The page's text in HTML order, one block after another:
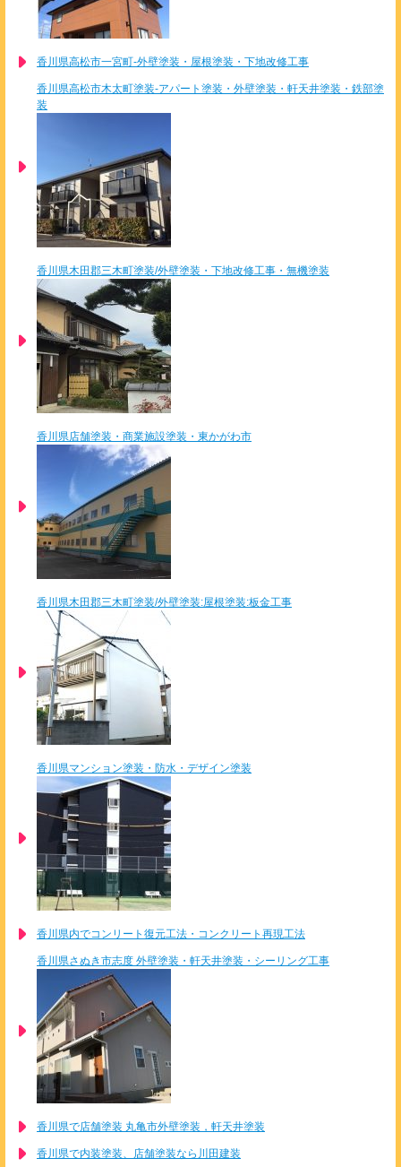
香川県高松市一宮町-外壁塗装・屋根塗装・下地改修工事
香川県高松市木太町塗装-アパート塗装・外壁塗装・軒天井塗装・鉄部塗
装
香川県木田郡三木町塗装/外壁塗装・下地改修工事・無機塗装
香川県店舗塗装・商業施設塗装・東かがわ市
香川県木田郡三木町塗装/外壁塗装:屋根塗装:板金工事
香川県マンション塗装・防水・デザイン塗装
香川県内でコンリート復元工法・コンクリート再現工法
香川県さぬき市志度 外壁塗装・軒天井塗装・シーリング工事
香川県で店舗塗装 丸亀市外壁塗装，軒天井塗装
香川県で内装塗装、店舗塗装なら川田建装